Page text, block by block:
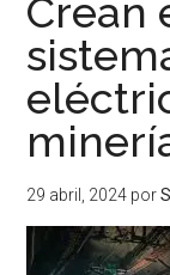
Crean
29 abril, 2024 por